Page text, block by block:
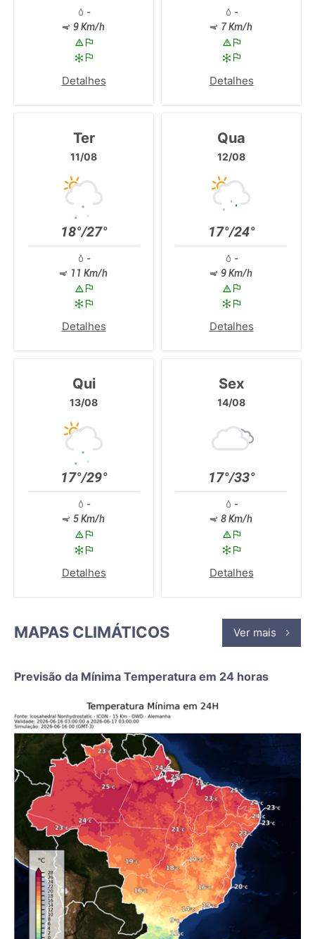
-
9 Km/h
Detalhes
-
7 Km/h
Detalhes
Ter
11/08
18°/27°
-
11 Km/h
Detalhes
Qua
12/08
17°/24°
-
9 Km/h
Detalhes
Qui
13/08
17°/29°
-
5 Km/h
Detalhes
Sex
14/08
17°/33°
-
8 Km/h
Detalhes
MAPAS CLIMÁTICOS Ver mais
Previsão da Mínima Temperatura em 24 horas